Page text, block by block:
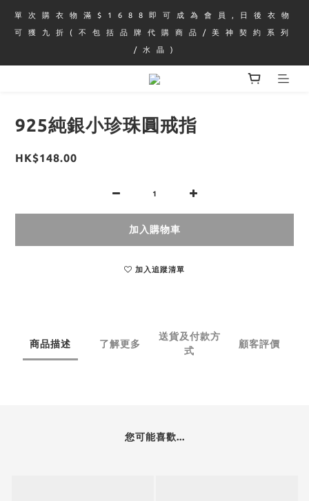
單 次 購 衣 物 滿 $ 1 6 8 8 即 可 成 為 會 員 , 日 後 衣 物
可 獲 九 折 ( 不 包 括 品 牌 代 購 商 品 / 美 神 契 約 系 列
/ 水 晶 )
925純銀小珍珠圓戒指
HK$148.00
加入購物車
加入追蹤清單
商品描述 了解更多
送貨及付款方
式
顧客評價
您可能喜歡...